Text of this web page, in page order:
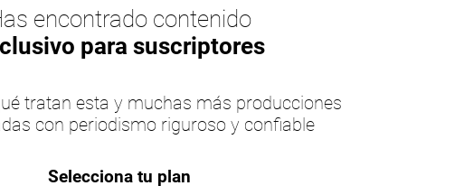
encontrado contenido
para suscriptores
tratan esta y muchas más producciones
con periodismo riguroso y confiable
Selecciona tu plan